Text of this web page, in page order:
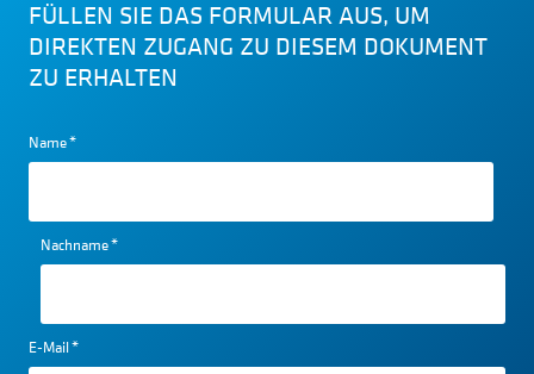
FÜLLEN SIE DAS FORMULAR AUS, UM
DIREKTEN ZUGANG ZU DIESEM DOKUMENT
ZU ERHALTEN
Name*
Nachname*
E-Mail*